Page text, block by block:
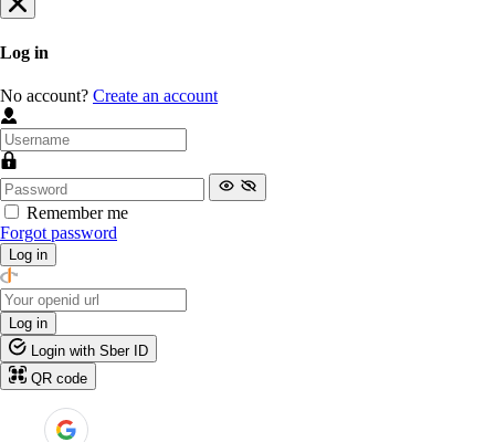
Log in
No account? Create an account
Remember me
Forgot password
Log in
Log in
Login with Sber ID
QR code